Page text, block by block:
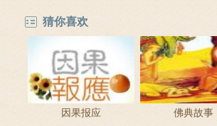
猜你喜欢
因果报应 佛典故事